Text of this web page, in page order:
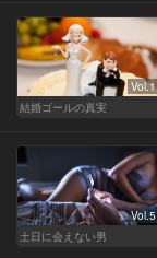
Vol.1
結婚ゴールの真実
Vol.5
土日に会えない男